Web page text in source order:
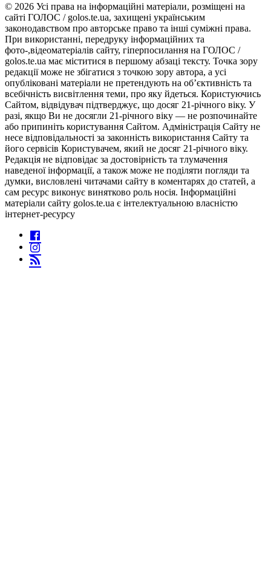
© 2026 Усі права на інформаційні матеріали, розміщені на
сайті ГОЛОС / golos.te.ua, захищені українським
законодавством про авторське право та інші суміжні права.
При використанні, передруку інформаційних та
фото-,відеоматеріалів сайту, гіперпосилання на ГОЛОС /
golos.te.ua має міститися в першому абзаці тексту. Точка зору
редакції може не збігатися з точкою зору автора, а усі
опубліковані матеріали не претендують на об’єктивність та
всебічність висвітлення теми, про яку йдеться. Користуючись
Сайтом, відвідувач підтверджує, що досяг 21-річного віку. У
разі, якщо Ви не досягли 21-річного віку — не розпочинайте
або припиніть користування Сайтом. Адміністрація Сайту не
несе відповідальності за законність використання Сайту та
його сервісів Користувачем, який не досяг 21-річного віку.
Редакція не відповідає за достовірність та тлумачення
наведеної інформації, а також може не поділяти погляди та
думки, висловлені читачами сайту в коментарях до статей, а
сам ресурс виконує винятково роль носія. Інформаційні
матеріали сайту golos.te.ua є інтелектуальною власністю
інтернет-ресурсу